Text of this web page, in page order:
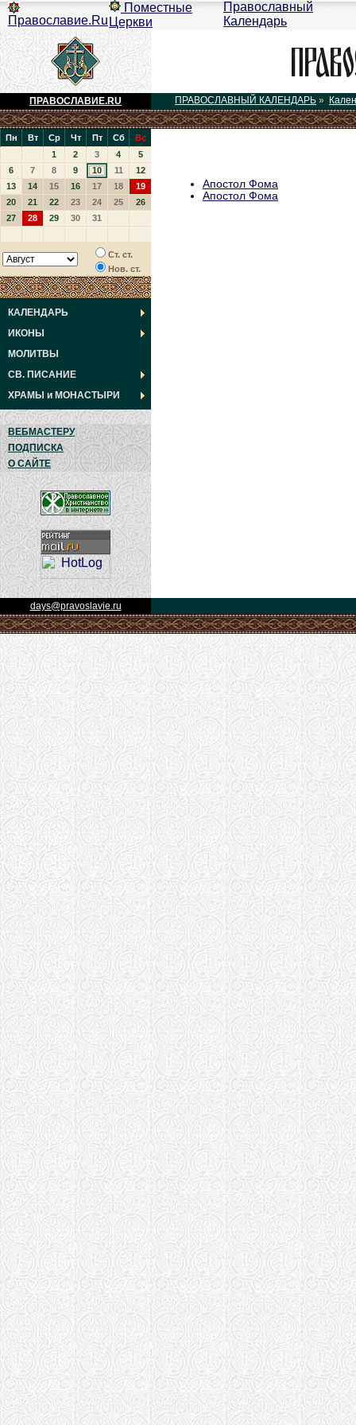
Православие.Ru
Поместные
Церкви
Православный
Календарь
ПРАВОСЛАВИЕ.RU ПРАВОСЛАВНЫЙ КАЛЕНДАРЬ »
Пн Вт Ср Чт Пт Сб
Вс
1
2 3 4
5
6
7 8 9 10 11
12
13
14 15 16 17 18
19
20
21 22 23 24 25
26
27
28 29 30 31
Ст. ст.
Нов. ст.
КАЛЕНДАРЬ
ИКОНЫ
МОЛИТВЫ
СВ. ПИСАНИЕ
ХРАМЫ и МОНАСТЫРИ
ВЕБМАСТЕРУ
ПОДПИСКА
О САЙТЕ
Апостол Фома
Апостол Фома
days@pravoslavie.ru